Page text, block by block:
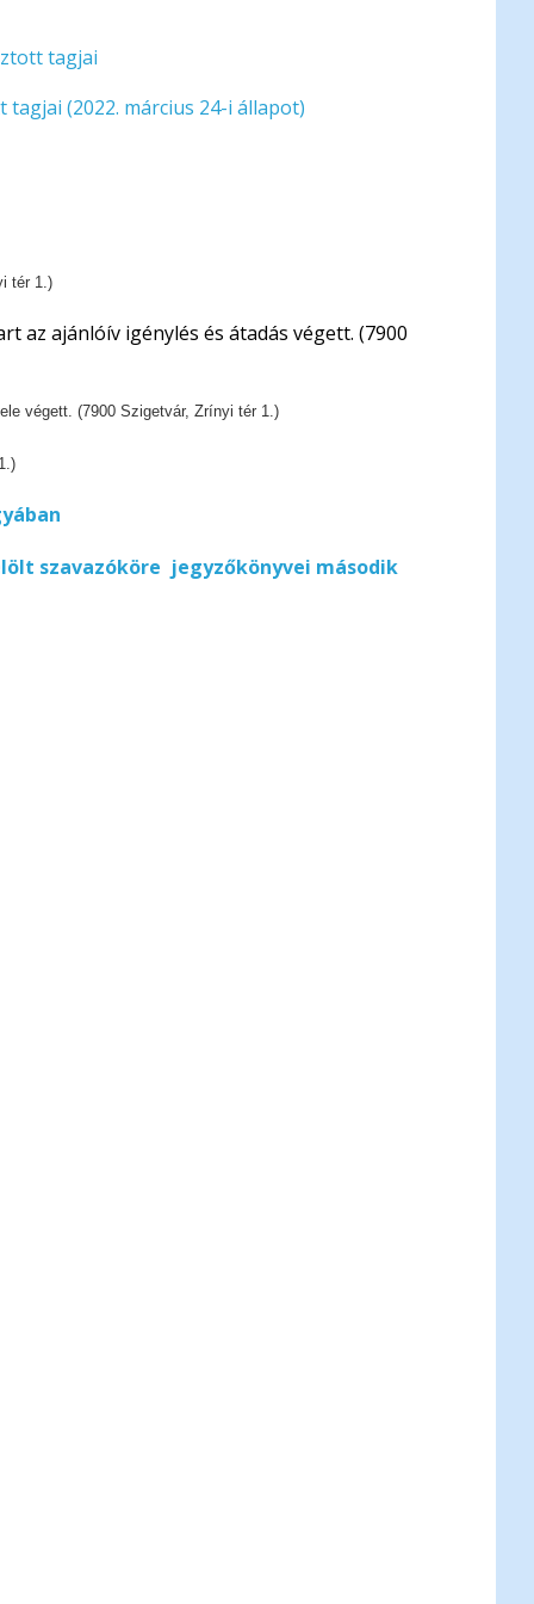
tagjai
(2022. március 24-i állapot)
tér 1.)
az ajánlóív igénylés és átadás végett. (7900
végett. (7900 Szigetvár, Zrínyi tér 1.)
szavazóköre jegyzőkönyvei második